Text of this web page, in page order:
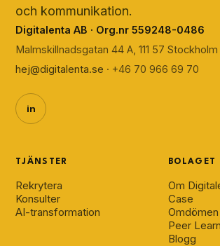
och kommunikation.
Digitalenta AB · Org.nr 559248-0486
Malmskillnadsgatan 44 A, 111 57 Stockholm
hej@digitalenta.se · +46 70 966 69 70
in
TJÄNSTER
Rekrytera
Konsulter
AI-transformation
BOLAGET
Om
Case
Omdömen
Peer
Blogg